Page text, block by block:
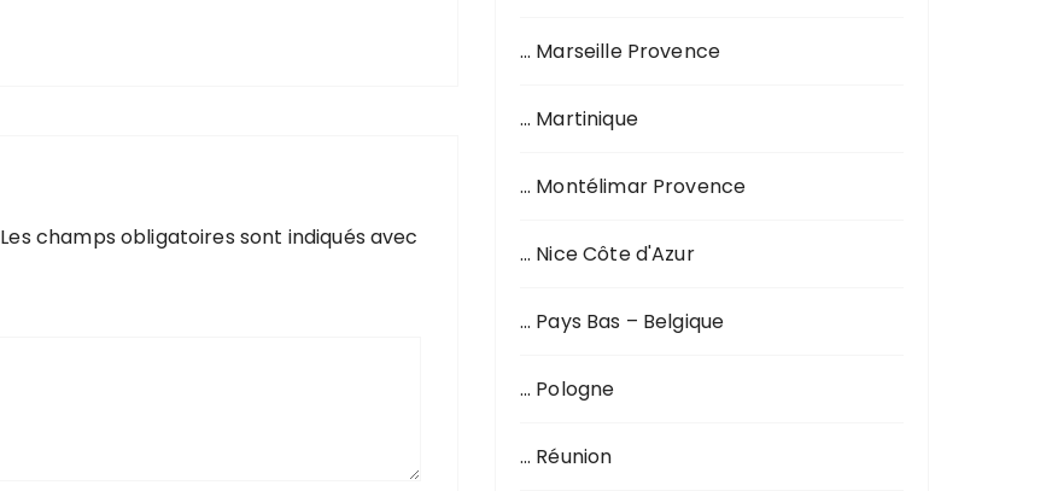
Les champs obligatoires sont indiqués avec
… Marseille Provence
… Martinique
… Montélimar Provence
… Nice Côte d'Azur
… Pays Bas – Belgique
… Pologne
… Réunion